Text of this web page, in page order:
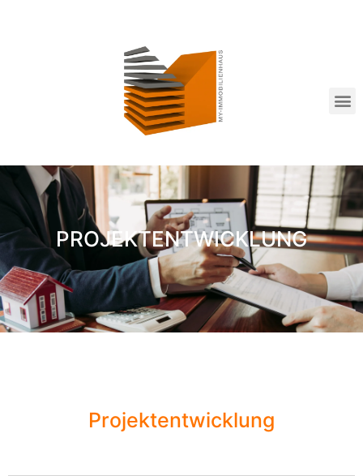
PROJEKTENTWICKLUNG
Projektentwicklung